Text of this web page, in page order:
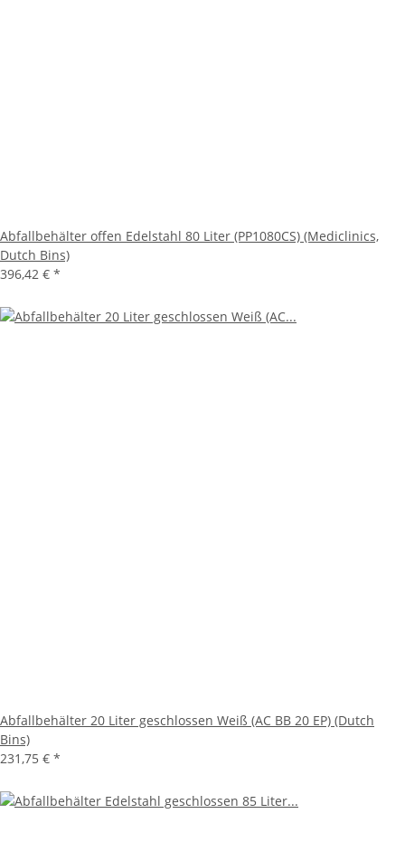
Abfallbehälter offen Edelstahl 80 Liter (PP1080CS) (Mediclinics,
Dutch Bins)
396,42 € *
Abfallbehälter 20 Liter geschlossen Weiß (AC BB 20 EP) (Dutch
Bins)
231,75 € *